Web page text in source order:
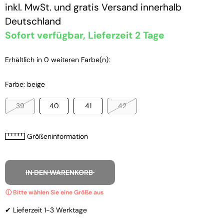
inkl. MwSt. und gratis Versand innerhalb
Deutschland
Sofort verfügbar, Lieferzeit 2 Tage
Erhältlich in 0 weiteren Farbe(n):
Farbe: beige
39 40 41 42
Größeninformation
IN DEN WARENKORB
✔ Lieferzeit 1-3 Werktage